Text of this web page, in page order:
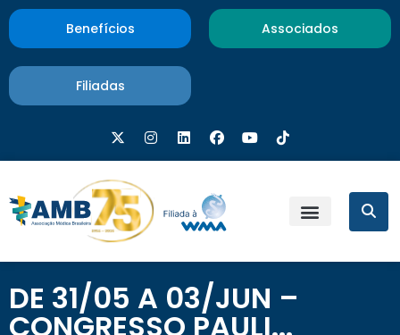
Benefícios Associados
Filiadas
DE 31/05 A 03/JUN –
CONGRESSO PAULI...